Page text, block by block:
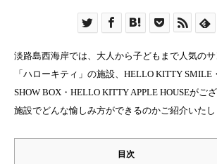
淡路島西海岸では、大人から子どもまで人気の
「ハローキティ」の施設、HELLO KITTY SMILE
SHOW BOX・HELLO KITTY APPLE HOUSEがご
施設でどんな愉しみ方ができるのかご紹介いたし
目次